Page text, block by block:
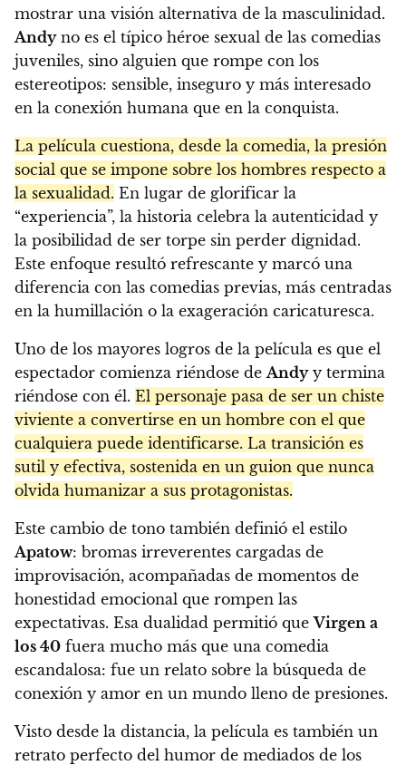
mostrar una visión alternativa de la masculinidad.
Andyno es el típico héroe sexual de las comedias
juveniles, sino alguien que rompe con los
estereotipos: sensible, inseguro y más interesado
en la conexión humana que en la conquista.
La película cuestiona, desde la comedia, la presión
social que se impone sobre los hombres respecto a
la sexualidad. En lugar de glorificar la
“experiencia”, la historia celebra la autenticidad y
la posibilidad de ser torpe sin perder dignidad.
Este enfoque resultó refrescante y marcó una
diferencia con las comedias previas, más centradas
en la humillación o la exageración caricaturesca.
Uno de los mayores logros de la película es que el
espectador comienza riéndose de Andyy termina
riéndose con él. El personaje pasa de ser un chiste
viviente a convertirse en un hombre con el que
cualquiera puede identificarse. La transición es
sutil y efectiva, sostenida en un guion que nunca
olvida humanizar a sus protagonistas.
Este cambio de tono también definió el estilo
Apatow: bromas irreverentes cargadas de
improvisación, acompañadas de momentos de
honestidad emocional que rompen las
expectativas. Esa dualidad permitió queVirgen a
los 40 fuera mucho más que una comedia
escandalosa: fue un relato sobre la búsqueda de
conexión y amor en un mundo lleno de presiones.
Visto desde la distancia, la película es también un
retrato perfecto del humor de mediados de los